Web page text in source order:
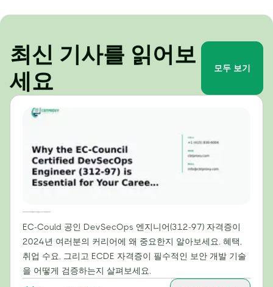
최신 기사를 읽어보
세요
모두 보기
EC-Could 공인 DevSecOps 엔지니어(312-97) 자격증이
2024년 여러분의 커리어에 왜 중요한지 알아보세요. 혜택,
취업 수요, 그리고 ECDE 자격증이 필수적인 보안 개발 기술
을 어떻게 검증하는지 살펴보세요.